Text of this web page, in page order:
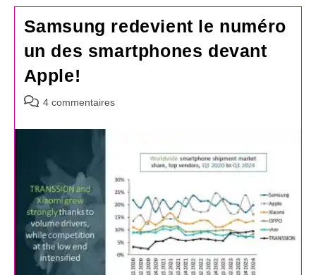
Samsung redevient le numéro
un des smartphones devant
Apple!
Commentaires
la
4 commentaires